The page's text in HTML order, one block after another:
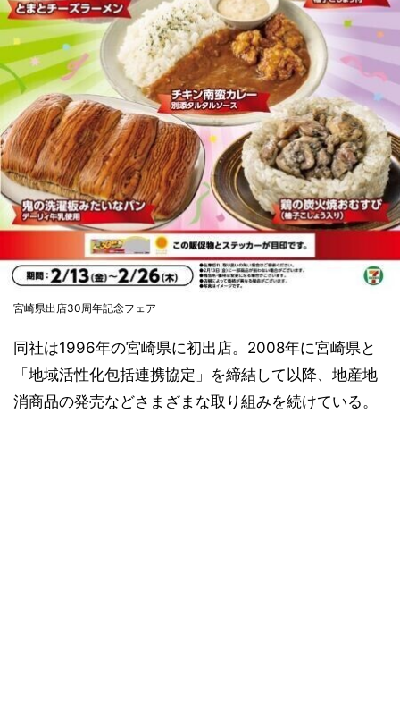
宮崎県出店30周年記念フェア
同社は1996年の宮崎県に初出店。2008年に宮崎県と
「地域活性化包括連携協定」を締結して以降、地産地
消商品の発売などさまざまな取り組みを続けている。